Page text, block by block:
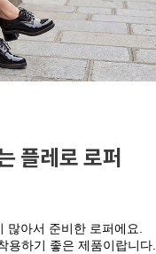
플레로 로퍼
아서 준비한 로퍼에요.
용하기 좋은 제품이랍니다.